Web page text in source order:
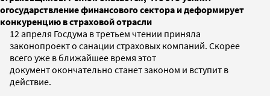
огосударствление финансового сектора и деформирует
конкуренцию в страховой отрасли
12 апреля Госдума в третьем чтении приняла
законопроект о санации страховых компаний. Скорее
всего уже в ближайшее время этот
документ окончательно станет законом и вступит в
действие.